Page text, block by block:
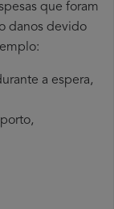
que foram
danos devido
a espera,